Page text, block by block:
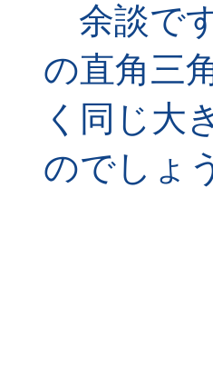
余談で
の直角三
く同じ大
のでしょ